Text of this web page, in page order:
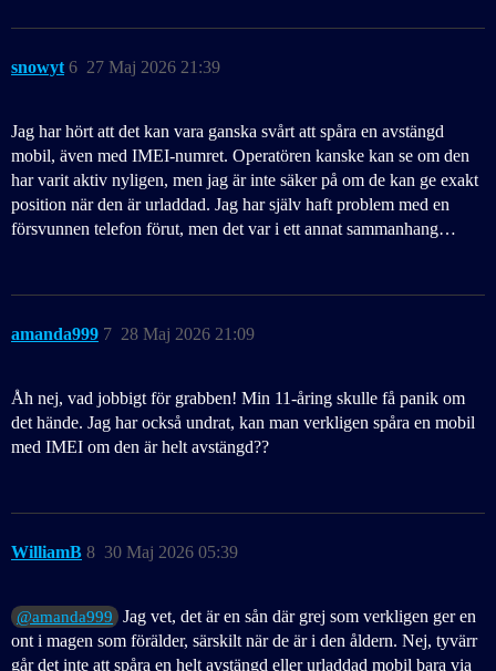
snowyt 27 Maj 2026 21:39
6
Jag har hört att det kan vara ganska svårt att spåra en avstängd
mobil, även med IMEI-numret. Operatören kanske kan se om den
har varit aktiv nyligen, men jag är inte säker på om de kan ge exakt
position när den är urladdad. Jag har själv haft problem med en
försvunnen telefon förut, men det var i ett annat sammanhang…
amanda999 28 Maj 2026 21:09
7
Åh nej, vad jobbigt för grabben! Min 11-åring skulle få panik om
det hände. Jag har också undrat, kan man verkligen spåra en mobil
med IMEI om den är helt avstängd??
WilliamB 30 Maj 2026 05:39
8
@amanda999
Jag vet, det är en sån där grej som verkligen ger en
ont i magen som förälder, särskilt när de är i den åldern. Nej, tyvärr
går det inte att spåra en helt avstängd eller urladdad mobil bara via